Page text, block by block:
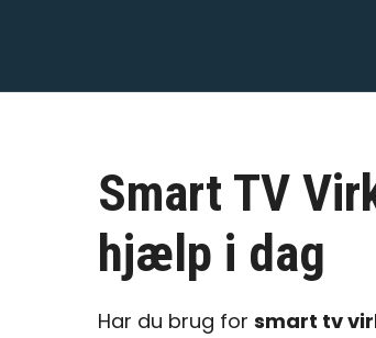
Smart TV
hjælp i dag
Har du brug for smart tv